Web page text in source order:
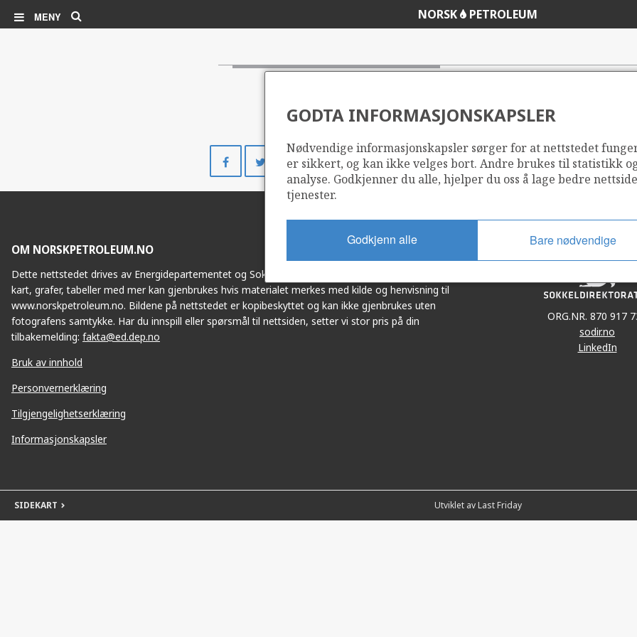
MENY NORSK PETROLEUM
på
Facebook
Del
på
Twitter
Del
på
LinkedIn
Del
i
e-
GODTA INFORMASJONSKAPSLER
Nødvendige informasjonskapsler sørger for at nettstedet
er sikkert, og kan ikke velges bort. Andre brukes til statistikk
analyse. Godkjenner du alle, hjelper du oss å lage bedre
tjenester.
Godkjenn alle Bare nødvendige
OM NORSKPETROLEUM.NO
Dette nettstedet drives av Energidepartementet og Sokkeldirektoratet i samarbeid. Illustrasjoner,
kart, grafer, tabeller med mer kan gjenbrukes hvis materialet merkes med kilde og henvisning til
www.norskpetroleum.no. Bildene på nettstedet er kopibeskyttet og kan ikke gjenbrukes uten
fotografens samtykke. Har du innspill eller spørsmål til nettsiden, setter vi stor pris på din
tilbakemelding: fakta@ed.dep.no
Bruk av innhold
Personvernerklæring
Tilgjengelighetserklæring
Informasjonskapsler
ORG.NR. 870 917
sodir.no
LinkedIn
SIDEKART Utviklet av Last Friday